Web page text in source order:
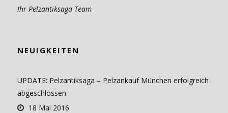
Ihr Pelzantiksaga Team
NEUIGKEITEN
UPDATE: Pelzantiksaga – Pelzankauf München erfolgreich
abgeschlossen
18 Mai 2016